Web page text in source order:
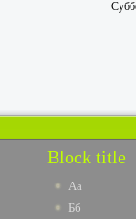
Block title
Аа
Бб